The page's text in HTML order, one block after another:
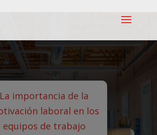
La importancia de la
laboral en los
equipos de trabajo